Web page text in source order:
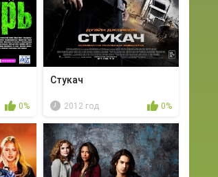
0%
Стукач
2012 год 0%